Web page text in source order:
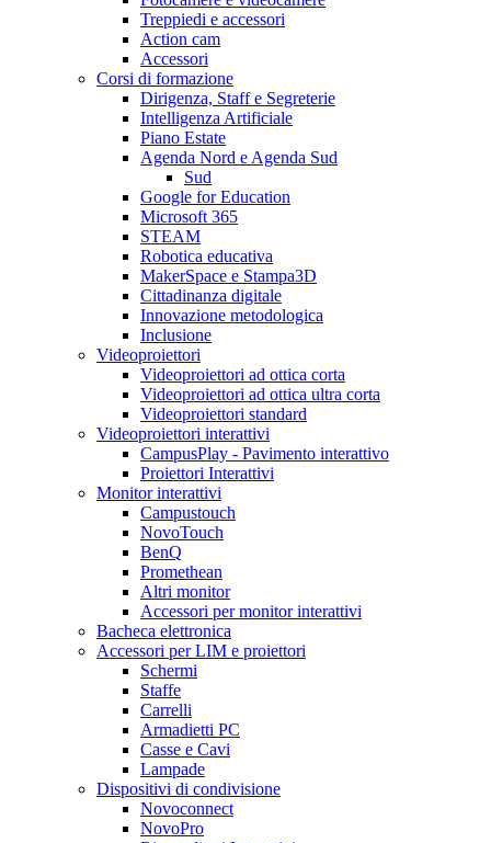
Treppiedi e accessori
Action cam
Accessori
Corsi di formazione
Dirigenza, Staff e Segreterie
Intelligenza Artificiale
Piano Estate
Agenda Nord e Agenda Sud
Sud
Google for Education
Microsoft 365
STEAM
Robotica educativa
MakerSpace e Stampa3D
Cittadinanza digitale
Innovazione metodologica
Inclusione
Videoproiettori
Videoproiettori ad ottica corta
Videoproiettori ad ottica ultra corta
Videoproiettori standard
Videoproiettori interattivi
CampusPlay - Pavimento interattivo
Proiettori Interattivi
Monitor interattivi
Campustouch
NovoTouch
BenQ
Promethean
Altri monitor
Accessori per monitor interattivi
Bacheca elettronica
Accessori per LIM e proiettori
Schermi
Staffe
Carrelli
Armadietti PC
Casse e Cavi
Lampade
Dispositivi di condivisione
Novoconnect
NovoPro